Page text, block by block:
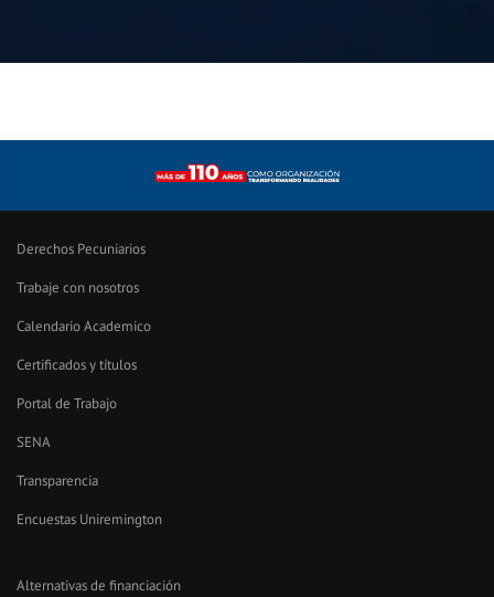
Derechos Pecuniarios
Trabaje con nosotros
Calendario Academico
Certificados y títulos
Portal de Trabajo
SENA
Transparencia
Encuestas Uniremington
Alternativas de financiación